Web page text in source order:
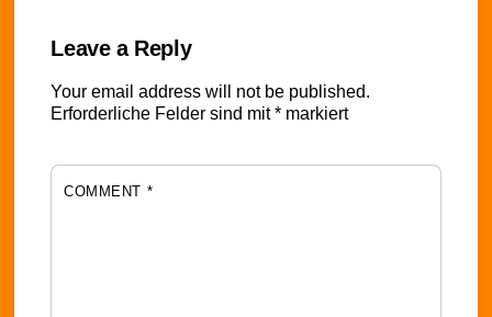
Leave a Reply
Your email address will not be published.
Erforderliche Felder sind mit* markiert
COMMENT *